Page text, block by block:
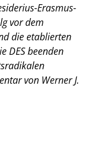
Erasmus-
vor dem
die etablierten
DES beenden
von Werner J.